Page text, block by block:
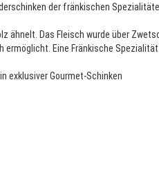
der fränkischen
ähnelt. Das Fleisch wurde über
Eine Fränkische
exklusiver Gourmet-Schinken